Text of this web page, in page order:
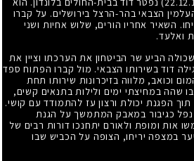
הצבאי בהר-הרצל בירושלים. על קברו
השאיר אחריו הורים, שלוש אחיות ושני
ואלעד.
הביע שר הביטחון את הערכתו וציין את
דוד בשירותו הצבאי. מול קברו הפתוח ספד
וכואב, מלווה בזיכרונות שירותו תחת
שהה במחיצתי ימים ולילות בתנאים קשים,
הפגנת יכולת ורצון עז להתמודד עם קושי.
נפל כגיבור במאבק המתמשך על הגנת
אות ומופת ולאורם יתחנכו דורות רבים של
במצפה יריחו, הצופה על הכביש שבו